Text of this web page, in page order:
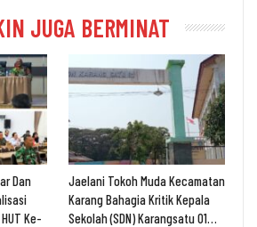
JUGA BERMINAT
Dan
Ke-
Jaelani Tokoh Muda Kecamatan
Karang Bahagia Kritik Kepala
Sekolah (SDN) Karangsatu 01…